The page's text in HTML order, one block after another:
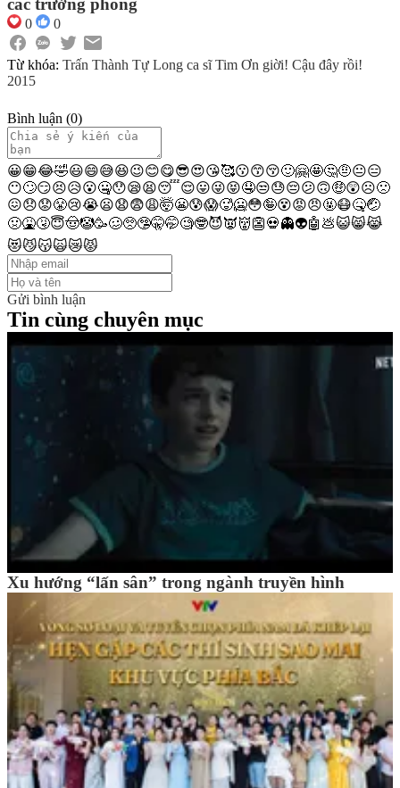
các trưởng phòng
0 0
Từ khóa: Trấn Thành Tự Long ca sĩ Tim Ơn giời! Cậu đây rồi!
2015
Bình luận (0)
😀😁😂🤣😃😄😅😆😉😊😋😎😍😘🥰😗😙😚🙂🤗🤩🤔🤨😐😑
😶🙄😏😣😥😮🤐😯😪😫😴😌😛😜😝🤤😒😓😔😕🙃🤑😲☹️🙁
😖😞😟😤😢😭😦😧😨😩🤯😬😰😱🥵🥶😳🤪😵😡😠🤬😷🤒🤕
🤢🤮🤧😇🤠🤡🥳🥴🥺🤥🤫🤭🧐🤓😈👿👹👺💀👻👽🤖 💩😺😸😹
😻😼😽🙀😿😾
Gửi bình luận
Tin cùng chuyên mục
Xu hướng “lấn sân” trong ngành truyền hình